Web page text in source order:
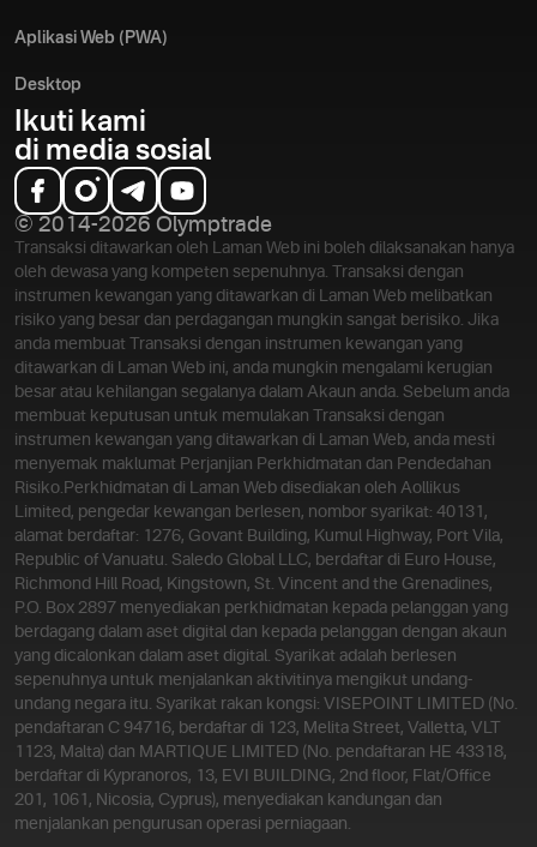
Aplikasi Web (PWA)
Desktop
Ikuti kami
di media sosial
© 2014-2026 Olymptrade
Transaksi ditawarkan oleh Laman Web ini boleh dilaksanakan hanya
oleh dewasa yang kompeten sepenuhnya. Transaksi dengan
instrumen kewangan yang ditawarkan di Laman Web melibatkan
risiko yang besar dan perdagangan mungkin sangat berisiko. Jika
anda membuat Transaksi dengan instrumen kewangan yang
ditawarkan di Laman Web ini, anda mungkin mengalami kerugian
besar atau kehilangan segalanya dalam Akaun anda. Sebelum anda
membuat keputusan untuk memulakan Transaksi dengan
instrumen kewangan yang ditawarkan di Laman Web, anda mesti
menyemak maklumat Perjanjian Perkhidmatan dan Pendedahan
Risiko. Perkhidmatan di Laman Web disediakan oleh Aollikus
Limited, pengedar kewangan berlesen, nombor syarikat: 40131,
alamat berdaftar: 1276, Govant Building, Kumul Highway, Port Vila,
Republic of Vanuatu. Saledo Global LLC, berdaftar di Euro House,
Richmond Hill Road, Kingstown, St. Vincent and the Grenadines,
P.O. Box 2897 menyediakan perkhidmatan kepada pelanggan yang
berdagang dalam aset digital dan kepada pelanggan dengan akaun
yang dicalonkan dalam aset digital. Syarikat adalah berlesen
sepenuhnya untuk menjalankan aktivitinya mengikut undang-
undang negara itu. Syarikat rakan kongsi: VISEPOINT LIMITED (No.
pendaftaran C 94716, berdaftar di 123, Melita Street, Valletta, VLT
1123, Malta) dan MARTIQUE LIMITED (No. pendaftaran HE 43318,
berdaftar di Kypranoros, 13, EVI BUILDING, 2nd floor, Flat/Office
201, 1061, Nicosia, Cyprus), menyediakan kandungan dan
menjalankan pengurusan operasi perniagaan.